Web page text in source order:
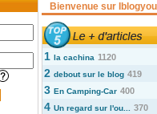
Bienvenue sur
1 la cachina 1120
2 debout sur le blog 419
3 En Camping-Car 400
4 Un regard sur l'ou... 370